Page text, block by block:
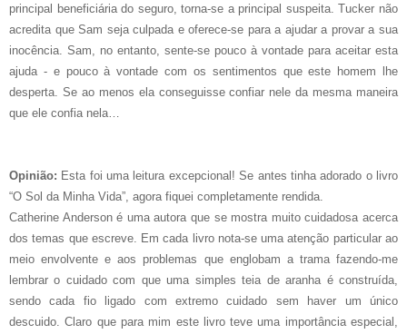
principal beneficiária do seguro, torna-se a principal suspeita. Tucker não
acredita que Sam seja culpada e oferece-se para a ajudar a provar a sua
inocência. Sam, no entanto, sente-se pouco à vontade para aceitar esta
ajuda - e pouco à vontade com os sentimentos que este homem lhe
desperta. Se ao menos ela conseguisse confiar nele da mesma maneira
que ele confia nela…
Opinião: Esta foi uma leitura excepcional! Se antes tinha adorado o livro
“O Sol da Minha Vida”, agora fiquei completamente rendida.
Catherine Anderson é uma autora que se mostra muito cuidadosa acerca
dos temas que escreve. Em cada livro nota-se uma atenção particular ao
meio envolvente e aos problemas que englobam a trama fazendo-me
lembrar o cuidado com que uma simples teia de aranha é construída,
sendo cada fio ligado com extremo cuidado sem haver um único
descuido. Claro que para mim este livro teve uma importância especial,